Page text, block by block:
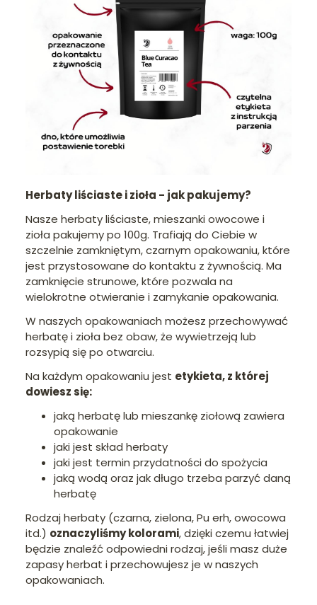
Herbaty liściaste i zioła - jak pakujemy?
Nasze herbaty liściaste, mieszanki owocowe i
zioła pakujemy po 100g. Trafiają do Ciebie w
szczelnie zamkniętym, czarnym opakowaniu, które
jest przystosowane do kontaktu z żywnością. Ma
zamknięcie strunowe, które pozwala na
wielokrotne otwieranie i zamykanie opakowania.
W naszych opakowaniach możesz przechowywać
herbatę i zioła bez obaw, że wywietrzeją lub
rozsypią się po otwarciu.
Na każdym opakowaniu jest etykieta, z której
dowiesz się:
jaką herbatę lub mieszankę ziołową zawiera
opakowanie
jaki jest skład herbaty
jaki jest termin przydatności do spożycia
jaką wodą oraz jak długo trzeba parzyć daną
herbatę
Rodzaj herbaty (czarna, zielona, Pu erh, owocowa
itd.) oznaczyliśmy kolorami, dzięki czemu łatwiej
będzie znaleźć odpowiedni rodzaj, jeśli masz duże
zapasy herbat i przechowujesz je w naszych
opakowaniach.